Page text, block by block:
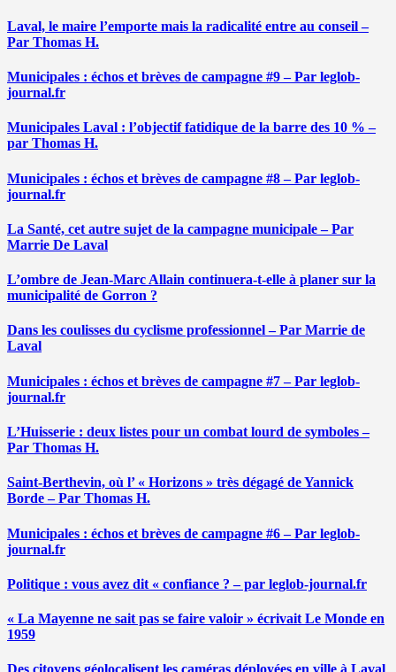
Laval, le maire l’emporte mais la radicalité entre au conseil –
Par Thomas H.
Municipales : échos et brèves de campagne #9 – Par leglob-
journal.fr
Municipales Laval : l’objectif fatidique de la barre des 10 % –
par Thomas H.
Municipales : échos et brèves de campagne #8 – Par leglob-
journal.fr
La Santé, cet autre sujet de la campagne municipale – Par
Marrie De Laval
L’ombre de Jean-Marc Allain continuera-t-elle à planer sur la
municipalité de Gorron ?
Dans les coulisses du cyclisme professionnel – Par Marrie de
Laval
Municipales : échos et brèves de campagne #7 – Par leglob-
journal.fr
L’Huisserie : deux listes pour un combat lourd de symboles –
Par Thomas H.
Saint-Berthevin, où l’ « Horizons » très dégagé de Yannick
Borde – Par Thomas H.
Municipales : échos et brèves de campagne #6 – Par leglob-
journal.fr
Politique : vous avez dit « confiance ? – par leglob-journal.fr
« La Mayenne ne sait pas se faire valoir » écrivait Le Monde en
1959